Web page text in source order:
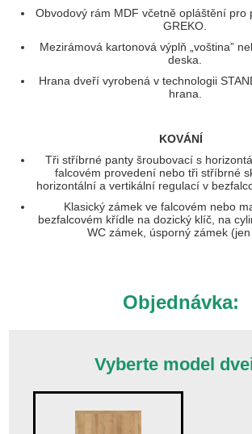
Obvodový rám MDF včetně opláštění pro
GREKO.
Mezirámová kartonová výplň „voština”
deska.
Hrana dveří vyrobená v technologii
hrana.
KOVÁNÍ
Tři stříbrné panty šroubovací s
falcovém provedení nebo tři stříbrné
horizontální a vertikální regulací v
Klasický zámek ve falcovém nebo
bezfalcovém křídle na dozický klíč, na
WC zámek, úsporný zámek
Objednávka:
Vyberte model